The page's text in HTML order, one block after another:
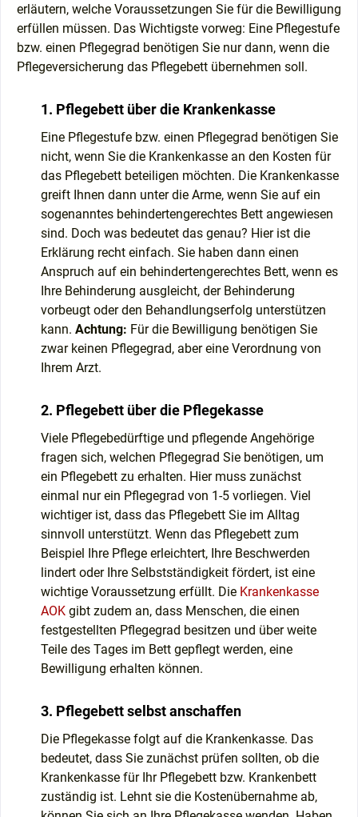
erläutern, welche Voraussetzungen Sie für die Bewilligung
erfüllen müssen. Das Wichtigste vorweg: Eine Pflegestufe
bzw. einen Pflegegrad benötigen Sie nur dann, wenn die
Pflegeversicherung das Pflegebett übernehmen soll.
1. Pflegebett über die Krankenkasse
Eine Pflegestufe bzw. einen Pflegegrad benötigen Sie
nicht, wenn Sie die Krankenkasse an den Kosten für
das Pflegebett beteiligen möchten. Die Krankenkasse
greift Ihnen dann unter die Arme, wenn Sie auf ein
sogenanntes behindertengerechtes Bett angewiesen
sind. Doch was bedeutet das genau? Hier ist die
Erklärung recht einfach. Sie haben dann einen
Anspruch auf ein behindertengerechtes Bett, wenn es
Ihre Behinderung ausgleicht, der Behinderung
vorbeugt oder den Behandlungserfolg unterstützen
kann. Achtung: Für die Bewilligung benötigen Sie
zwar keinen Pflegegrad, aber eine Verordnung von
Ihrem Arzt.
2. Pflegebett über die Pflegekasse
Viele Pflegebedürftige und pflegende Angehörige
fragen sich, welchen Pflegegrad Sie benötigen, um
ein Pflegebett zu erhalten. Hier muss zunächst
einmal nur ein Pflegegrad von 1-5 vorliegen. Viel
wichtiger ist, dass das Pflegebett Sie im Alltag
sinnvoll unterstützt. Wenn das Pflegebett zum
Beispiel Ihre Pflege erleichtert, Ihre Beschwerden
lindert oder Ihre Selbstständigkeit fördert, ist eine
wichtige Voraussetzung erfüllt. Die Krankenkasse
AOK gibt zudem an, dass Menschen, die einen
festgestellten Pflegegrad besitzen und über weite
Teile des Tages im Bett gepflegt werden, eine
Bewilligung erhalten können.
3. Pflegebett selbst anschaffen
Die Pflegekasse folgt auf die Krankenkasse. Das
bedeutet, dass Sie zunächst prüfen sollten, ob die
Krankenkasse für Ihr Pflegebett bzw. Krankenbett
zuständig ist. Lehnt sie die Kostenübernahme ab,